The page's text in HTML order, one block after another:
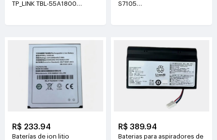
TP_LINK TBL-55A1800
S7105
R$ 233.94
Baterías de ion litio
R$ 389.94
Baterias para aspiradores de